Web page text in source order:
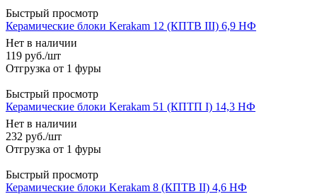
Быстрый просмотр
Керамические блоки Kerakam 12 (КПТВ III) 6,9 НФ
Нет в наличии
119 руб./шт
Быстрый просмотр
Керамические блоки Kerakam 51 (КПТП I) 14,3 НФ
Нет в наличии
232 руб./шт
Быстрый просмотр
Керамические блоки Kerakam 8 (КПТВ II) 4,6 НФ